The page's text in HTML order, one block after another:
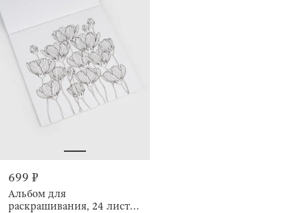
699 ₽
Альбом для
раскрашивания, 24 листа,